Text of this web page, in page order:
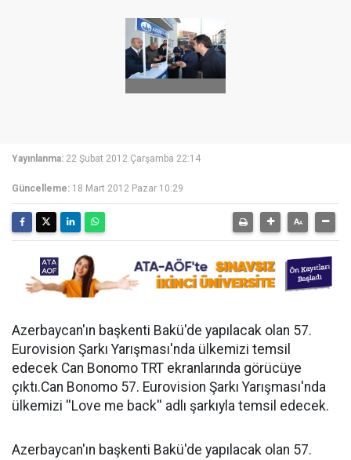
Yayınlanma: 22 Şubat 2012 Çarşamba 22:14
Güncelleme: 18 Mart 2012 Pazar 10:29
Azerbaycan'ın başkenti Bakü'de yapılacak olan 57.
Eurovision Şarkı Yarışması'nda ülkemizi temsil
edecek Can Bonomo TRT ekranlarında görücüye
çıktı.Can Bonomo 57. Eurovision Şarkı Yarışması'nda
ülkemizi ''Love me back'' adlı şarkıyla temsil edecek.
Azerbaycan'ın başkenti Bakü'de yapılacak olan 57.